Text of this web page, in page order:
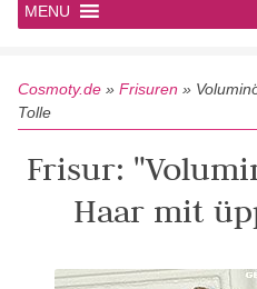
MENU
Cosmoty.de » Frisuren »
Tolle
Frisur:
Haar mit